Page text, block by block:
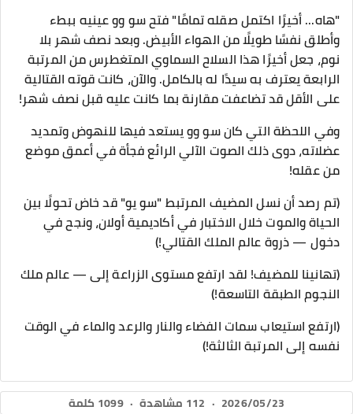
"هاه... أخيرًا اكتمل صقله تمامًا" فتح سو وو عينيه ببطء
وأطلق نفسًا طويلًا من الهواء الأبيض. وبعد نصف شهر بلا
نوم، جعل أخيرًا هذا السلاح السماوي المتغطرس من المرتبة
الرابعة يعترف به سيدًا له بالكامل. والآن، كانت قوته القتالية
على الأقل قد تضاعفت مقارنة بما كانت عليه قبل نصف شهر!
وفي اللحظة التي كان سو وو يستعد فيها للنهوض وتمديد
عضلاته، دوى ذلك الصوت الآلي الرائع فجأة في أعمق موضع
من عقله!
(تم رصد أن نسل المضيف المرتبط "سو يو" قد خاض تحولًا بين
الحياة والموت خلال الاختبار في أكاديمية أولان، ونجح في
دخول — ذروة عالم الملك القتالي!)
(تهانينا للمضيف! لقد ارتفع مستوى الزراعة إلى — عالم ملك
النجوم الطبقة التاسعة!)
(ارتفع استيعاب سمات الفضاء والنار والرعد والماء في الوقت
نفسه إلى المرتبة الثالثة!)
2026/05/23
· 112 مشاهدة · 1099 كلمة